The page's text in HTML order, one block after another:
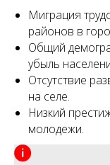
Миграция
районов в
Общий
убыль
Отсутствие
на селе.
Низкий
молодежи.